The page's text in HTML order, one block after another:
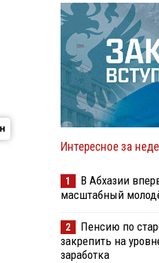
Интересное за
1
В Абхазии
масштабный
2
Пенсию по
закрепить на
заработка